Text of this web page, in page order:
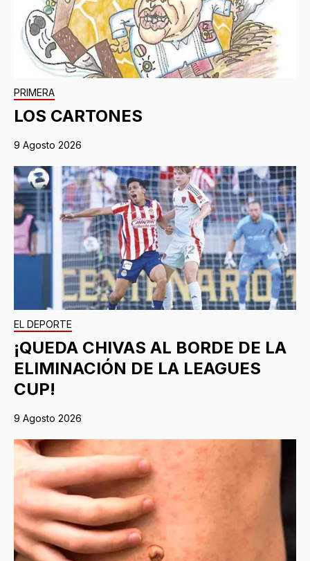
PRIMERA
LOS CARTONES
9 Agosto 2026
EL DEPORTE
¡QUEDA CHIVAS AL BORDE DE LA
ELIMINACIÓN DE LA LEAGUES
CUP!
9 Agosto 2026